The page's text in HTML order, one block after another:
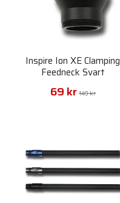
Inspire Ion XE Clamping
Feedneck Svart
69 kr 149 kr